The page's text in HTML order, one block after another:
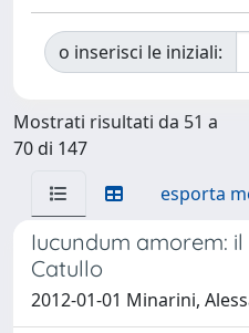
o inserisci le iniziali:
Mostrati risultati da 51 a
70 di 147
esporta
Iucundum amorem: il
Catullo
2012-01-01 Minarini,